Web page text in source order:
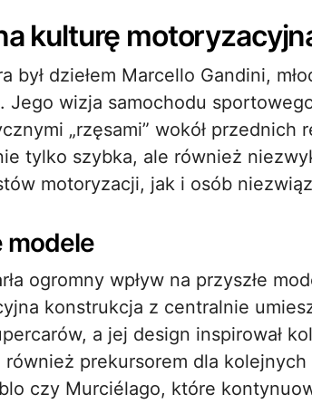
kulturę
był dziełem Marcello Gandini,
Jego wizja samochodu
„rzęsami” wokół przednich
tylko szybka, ale również
motoryzacji, jak i osób
modele
ogromny wpływ na przyszłe
konstrukcja z centralnie
a jej design inspirował
również prekursorem dla
czy Murciélago, które